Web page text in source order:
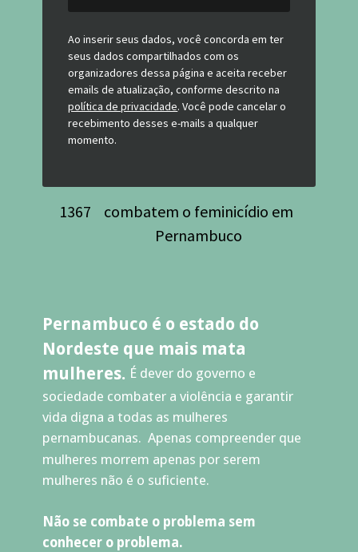
Ao inserir seus dados, você concorda em ter
seus dados compartilhados com os
organizadores dessa página e aceita receber
emails de atualização, conforme descrito na
política de privacidade. Você pode cancelar o
recebimento desses e-mails a qualquer
momento.
1367
combatem o feminicídio em
Pernambuco
Pernambuco é o estado do
Nordeste que mais mata
mulheres. É dever do governo e
sociedade combater a violência e garantir
vida digna a todas as mulheres
pernambucanas.  Apenas compreender que
mulheres morrem apenas por serem
mulheres não é o suficiente.
Não se combate o problema sem
conhecer o problema.